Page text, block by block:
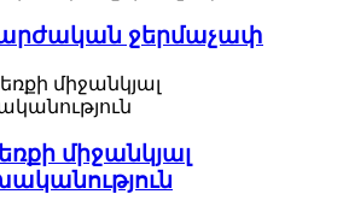
ջերմաչափ
միջանկյալ